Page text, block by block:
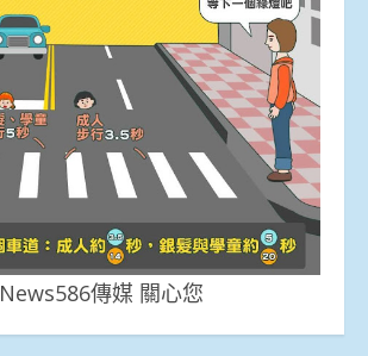
News586傳媒 關心您